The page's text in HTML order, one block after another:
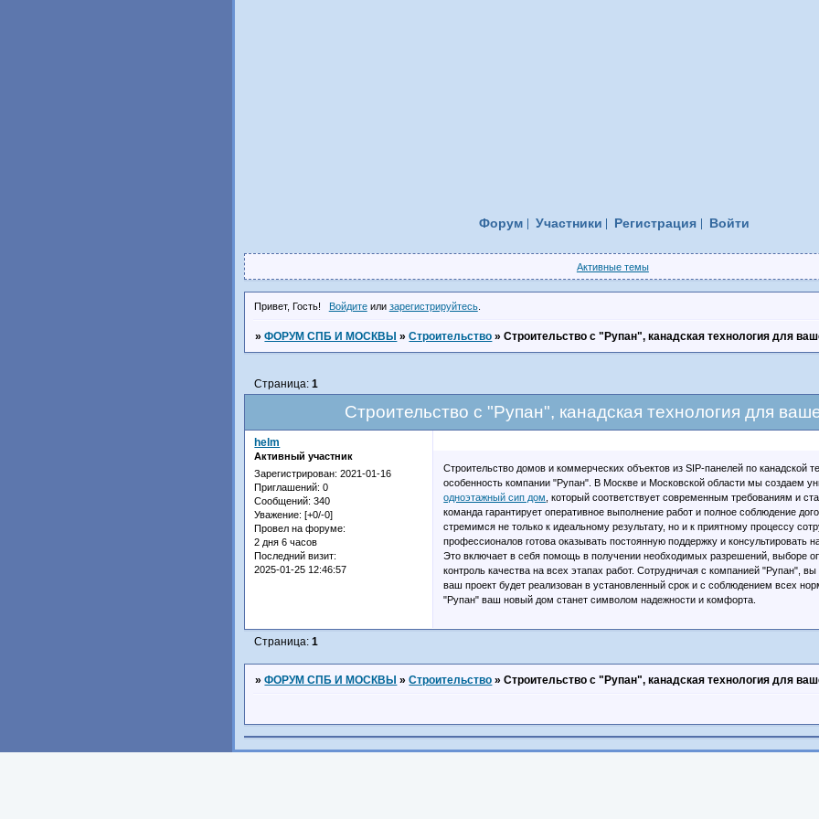
Форум Участники Регистрация Войти
Активные темы
Привет, Гость! Войдитеили зарегистрируйтесь.
»ФОРУМ СПБ И МОСКВЫ »Строительство »Строительство с "Рупан", канадская технология для
Строительство с "Рупан", канадская технология для
Страница:1
helm
Активный участник
Зарегистрирован: 2021-01-16
Приглашений: 0
Сообщений: 340
Уважение: [+0/-0]
Провел на форуме:
2 дня 6 часов
Последний визит:
2025-01-25 12:46:57
Строительство домов и коммерческих объектов из SIP-панелей по канадской
особенность компании "Рупан". В Москве и Московской области мы создаем
одноэтажный сип дом , который соответствует современным требованиям и
команда гарантирует оперативное выполнение работ и полное соблюдение
стремимся не только к идеальному результату, но и к приятному процессу
профессионалов готова оказывать постоянную поддержку и консультировать
Это включает в себя помощь в получении необходимых разрешений, выборе
контроль качества на всех этапах работ. Сотрудничая с компанией "Рупан",
ваш проект будет реализован в установленный срок и с соблюдением всех
"Рупан" ваш новый дом станет символом надежности и комфорта.
Страница:1
»ФОРУМ СПБ И МОСКВЫ »Строительство »Строительство с "Рупан", канадская технология для